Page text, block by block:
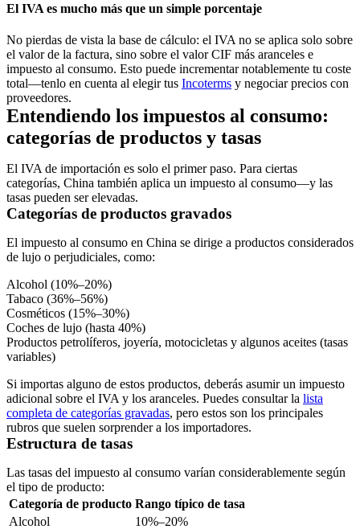
El IVA es mucho más que un simple porcentaje
No pierdas de vista la base de cálculo: el IVA no se aplica solo sobre
el valor de la factura, sino sobre el valor CIF más aranceles e
impuesto al consumo. Esto puede incrementar notablemente tu coste
total—tenlo en cuenta al elegir tus Incoterms y negociar precios con
proveedores.
Entendiendo los impuestos al consumo:
categorías de productos y tasas
El IVA de importación es solo el primer paso. Para ciertas
categorías, China también aplica un impuesto al consumo—y las
tasas pueden ser elevadas.
Categorías de productos gravados
El impuesto al consumo en China se dirige a productos considerados
de lujo o perjudiciales, como:
Alcohol (10%–20%)
Tabaco (36%–56%)
Cosméticos (15%–30%)
Coches de lujo (hasta 40%)
Productos petrolíferos, joyería, motocicletas y algunos aceites (tasas
variables)
Si importas alguno de estos productos, deberás asumir un impuesto
adicional sobre el IVA y los aranceles. Puedes consultar la lista
completa de categorías gravadas, pero estos son los principales
rubros que suelen sorprender a los importadores.
Estructura de tasas
Las tasas del impuesto al consumo varían considerablemente según
el tipo de producto:
Categoría de producto Rango típico de tasa
Alcohol
10%–20%